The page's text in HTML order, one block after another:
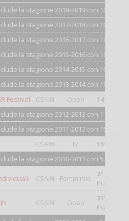
la stagione 2018-2019 con 100 punti.
la stagione 2017-2018 con 100 punti.
la stagione 2016-2017 con 100 punti.
la stagione 2015-2016 con 101 punti.
la stagione 2014-2015 con 102 punti.
la stagione 2013-2014 con 106 punti.
Festival CSAIN Open 14°
la stagione 2012-2013 con 117 punti.
la stagione 2011-2012 con 150 punti.
CSAIN IV 15°
la stagione 2010-2011 con 537 punti.
CSAIN Femminile 2°
Punti
CSAIN Open 31°
Punti